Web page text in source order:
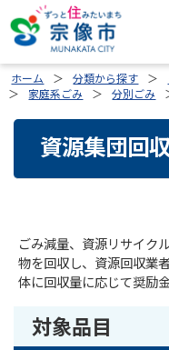
ホーム 分類から探す
家庭系ごみ
分別ごみ
資源集団回
ごみ減量、資源リサイク
物を回収し、資源回収業
体に回収量に応じて奨励
対象品目